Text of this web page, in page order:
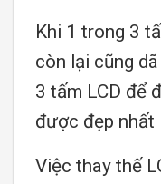
Khi 1 trong 3
còn lại cũng
3 tấm LCD để
được đẹp nhất
Việc thay thế